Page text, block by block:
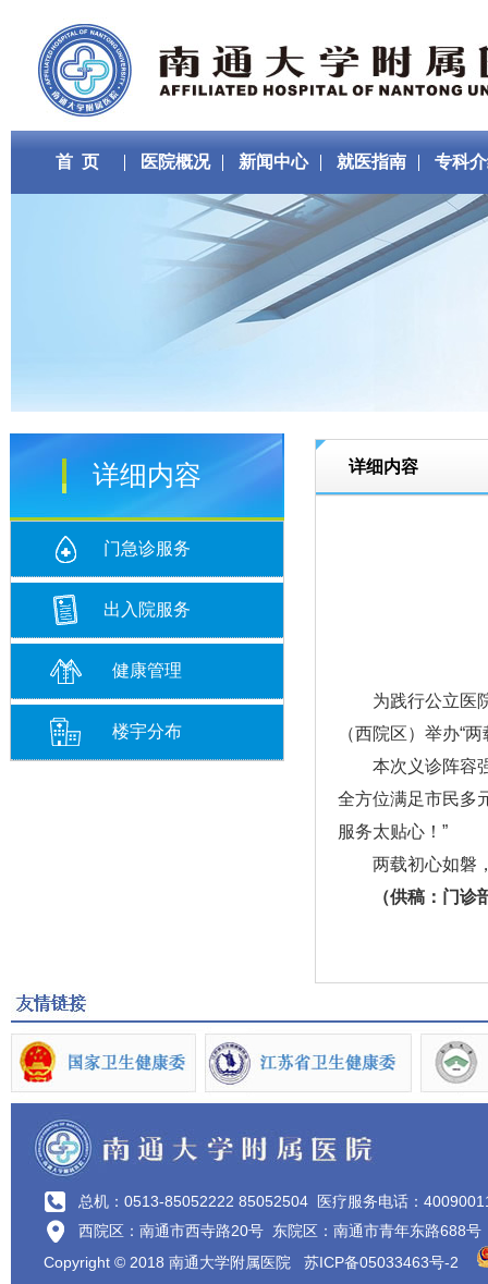
首 页 医院概况 新闻中心 就医指南 专科
详细内容
门急诊服务
出入院服务
健康管理
楼宇分布
详细内容
为践行公立医院
（西院区）举办“
本次义诊阵容强
全方位满足市民多
服务太贴心！”
两载初心如磐，
（供稿：门诊
总机：0513-85052222 85052504 医疗服务电话：
西院区：南通市西寺路20号 东院区：南通市青年东路688号
Copyright © 2018 南通大学附属医院 苏ICP备05033463号-2